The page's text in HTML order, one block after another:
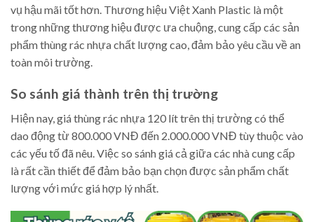
vụ hậu mãi tốt hơn. Thương hiệu Việt Xanh Plastic là một
trong những thương hiệu được ưa chuộng, cung cấp các sản
phẩm thùng rác nhựa chất lượng cao, đảm bảo yêu cầu về an
toàn môi trường.
So sánh giá thành trên thị trường
Hiện nay, giá thùng rác nhựa 120 lít trên thị trường có thể
dao động từ 800.000 VNĐ đến 2.000.000 VNĐ tùy thuộc vào
các yếu tố đã nêu. Việc so sánh giá cả giữa các nhà cung cấp
là rất cần thiết để đảm bảo bạn chọn được sản phẩm chất
lượng với mức giá hợp lý nhất.